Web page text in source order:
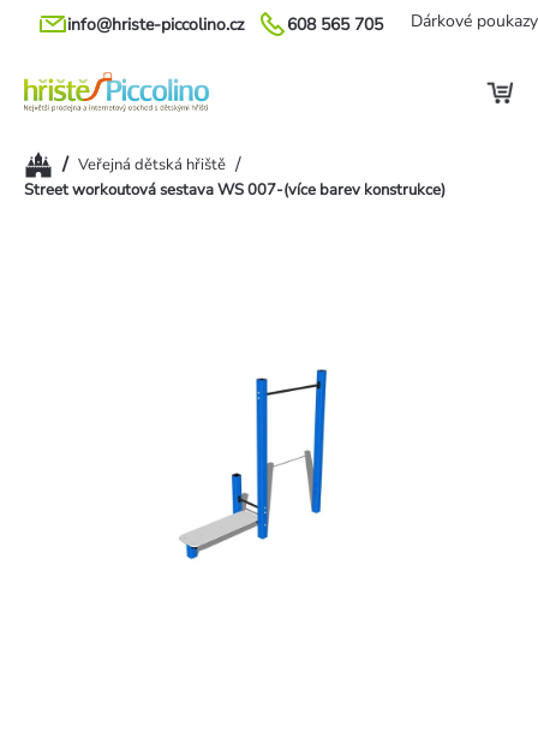
Přejít
608 565 705
info@hriste-piccolino.cz Dárkové poukazy
Domů/ Veřejná dětská hřiště /
Street workoutová sestava WS 007-(více barev konstrukce)